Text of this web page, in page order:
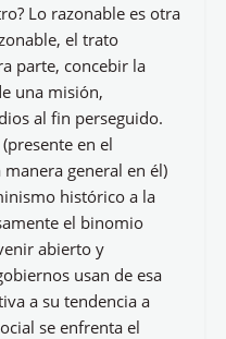
Lo razonable es otra
el trato
parte, concebir la
una misión,
al fin perseguido.
en el
general en él)
histórico a la
el binomio
abierto y
usan de esa
a su tendencia a
se enfrenta el